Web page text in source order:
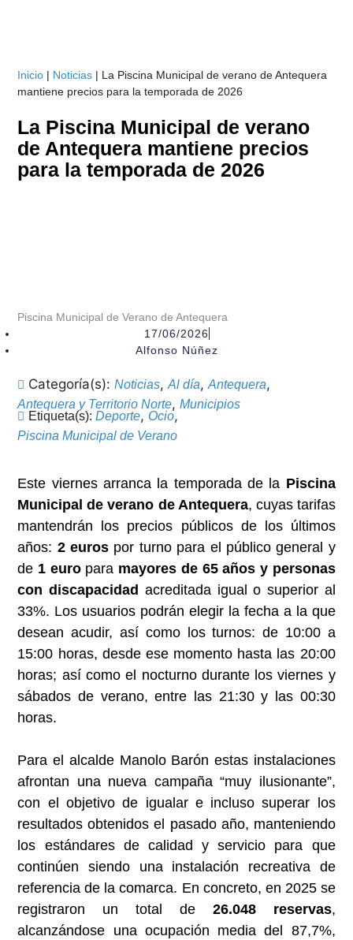
Inicio | Noticias | La Piscina Municipal de verano de Antequera
mantiene precios para la temporada de 2026
La Piscina Municipal de verano
de Antequera mantiene precios
para la temporada de 2026
Piscina Municipal de Verano de Antequera
17/06/2026
Alfonso Núñez
Categoría(s):Noticias, Al día, Antequera,
Antequera y Territorio Norte, Municipios
Etiqueta(s):Deporte, Ocio,
Piscina Municipal de Verano
Este viernes arranca la temporada de la Piscina
Municipal de verano de Antequera, cuyas tarifas
mantendrán los precios públicos de los últimos
años: 2 euros por turno para el público general y
de 1 europara mayores de 65 años y personas
con discapacidad acreditada igual o superior al
33%. Los usuarios podrán elegir la fecha a la que
desean acudir, así como los turnos: de 10:00 a
15:00 horas, desde ese momento hasta las 20:00
horas; así como el nocturno durante los viernes y
sábados de verano, entre las 21:30 y las 00:30
horas.
Para el alcalde Manolo Barón estas instalaciones
afrontan una nueva campaña “muy ilusionante”,
con el objetivo de igualar e incluso superar los
resultados obtenidos el pasado año, manteniendo
los estándares de calidad y servicio para que
continúen siendo una instalación recreativa de
referencia de la comarca. En concreto, en 2025 se
registraron un total de 26.048 reservas,
alcanzándose una ocupación media del 87,7%,